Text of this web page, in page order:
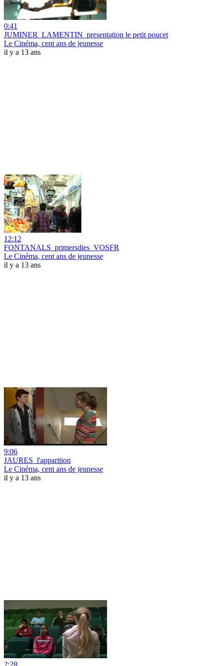
0:41
JUMINER_LAMENTIN_presentation le petit poucet
Le Cinéma, cent ans de jeunesse
il y a 13 ans
12:12
FONTANALS_primersdies_VOSFR
Le Cinéma, cent ans de jeunesse
il y a 13 ans
9:06
JAURES_l'apparition
Le Cinéma, cent ans de jeunesse
il y a 13 ans